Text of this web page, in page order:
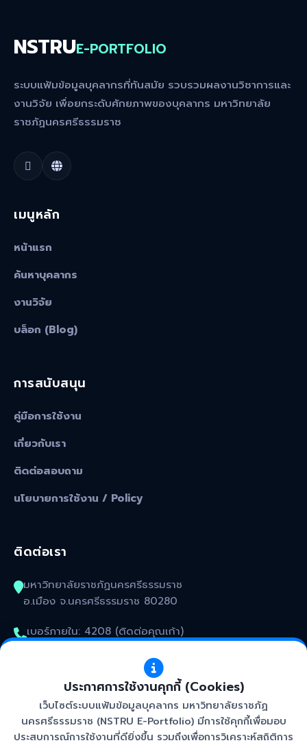
NSTRUE-PORTFOLIO
ระบบแฟ้มข้อมูลบุคลากรที่ทันสมัย รวบรวมผลงานวิชาการและ
งานวิจัย เพื่อยกระดับศักยภาพของบุคลากร มหาวิทยาลัย
ราชภัฏนครศรีธรรมราช
เมนูหลัก
หน้าแรก
ค้นหาบุคลากร
งานวิจัย
บล็อก (Blog)
การสนับสนุน
คู่มือการใช้งาน
เกี่ยวกับเรา
ติดต่อสอบถาม
นโยบายการใช้งาน / Policy
ติดต่อเรา
มหาวิทยาลัยราชภัฏนครศรีธรรมราช
อ.เมือง จ.นครศรีธรรมราช 80280
เบอร์ภายใน: 4208 (ติดต่อคุณเก้า)
kunakorn_won@nstru.ac.th
ประกาศการใช้งานคุกกี้ (Cookies)
เว็บไซต์ระบบแฟ้มข้อมูลบุคลากร มหาวิทยาลัยราชภัฏ
นครศรีธรรมราช (NSTRU E-Portfolio) มีการใช้คุกกี้เพื่อมอบ
ประสบการณ์การใช้งานที่ดียิ่งขึ้น รวมถึงเพื่อการวิเคราะห์สถิติการ